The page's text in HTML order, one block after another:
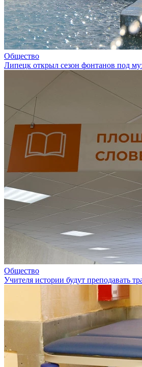
Общество
Липецк открыл сезон фонтанов под
Общество
Учителя истории будут преподавать